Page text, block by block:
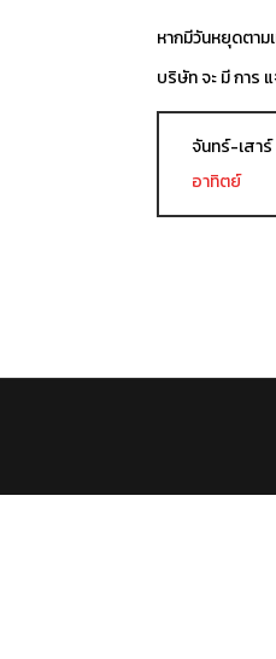
หากมีวันหยุดตา
บริษัท จะ มี การ
จันทร์-เสาร์
อาทิตย์